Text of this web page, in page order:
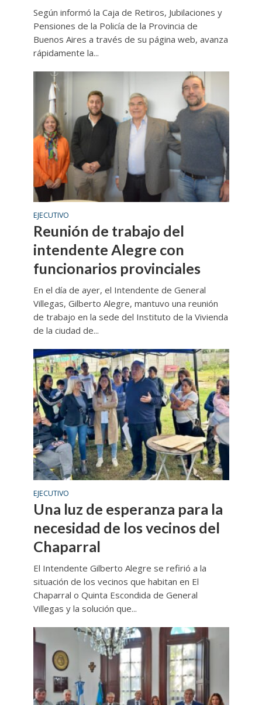
Según informó la Caja de Retiros, Jubilaciones y
Pensiones de la Policía de la Provincia de
Buenos Aires a través de su página web, avanza
rápidamente la...
EJECUTIVO
Reunión de trabajo del
intendente Alegre con
funcionarios provinciales
En el día de ayer, el Intendente de General
Villegas, Gilberto Alegre, mantuvo una reunión
de trabajo en la sede del Instituto de la Vivienda
de la ciudad de...
EJECUTIVO
Una luz de esperanza para la
necesidad de los vecinos del
Chaparral
El Intendente Gilberto Alegre se refirió a la
situación de los vecinos que habitan en El
Chaparral o Quinta Escondida de General
Villegas y la solución que...